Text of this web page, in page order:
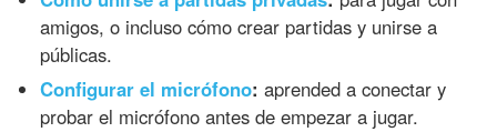
amigos, o incluso cómo crear partidas y unirse a
públicas.
Configurar el micrófono: aprended a conectar y
probar el micrófono antes de empezar a jugar.